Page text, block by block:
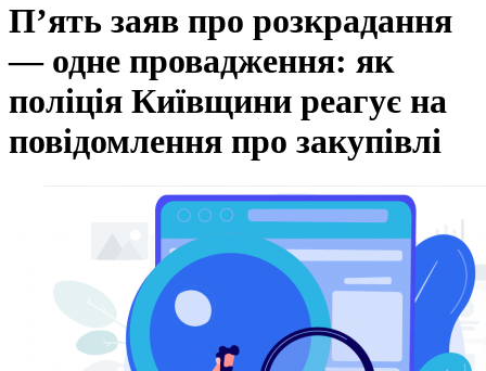
П’ять заяв про розкрадання
— одне провадження: як
поліція Київщини реагує на
повідомлення про закупівлі